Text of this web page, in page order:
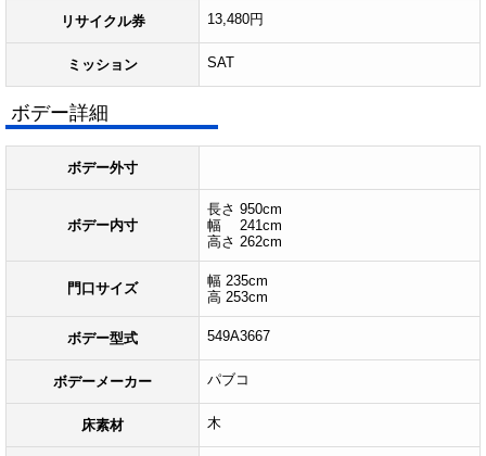
リサイクル券 13,480円
ミッション SAT
ボデー詳細
ボデー外寸
ボデー内寸
長さ 950cm
幅 241cm
高さ 262cm
門口サイズ
幅 235cm
高 253cm
ボデー型式 549A3667
ボデーメーカー パブコ
床素材 木